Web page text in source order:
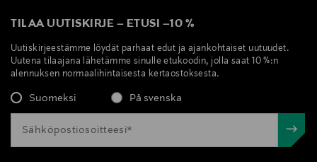
TILAA UUTISKIRJE – ETUSI –10 %
Uutiskirjeestämme löydät parhaat edut ja ajankohtaiset uutuudet.
Uutena tilaajana lähetämme sinulle etukoodin, jolla saat 10 %:n
alennuksen normaalihintaisesta kertaostoksesta.
Suomeksi På svenska